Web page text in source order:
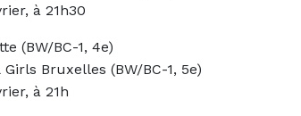
à 21h30
(BW/BC-1, 4e)
Bruxelles (BW/BC-1, 5e)
à 21h